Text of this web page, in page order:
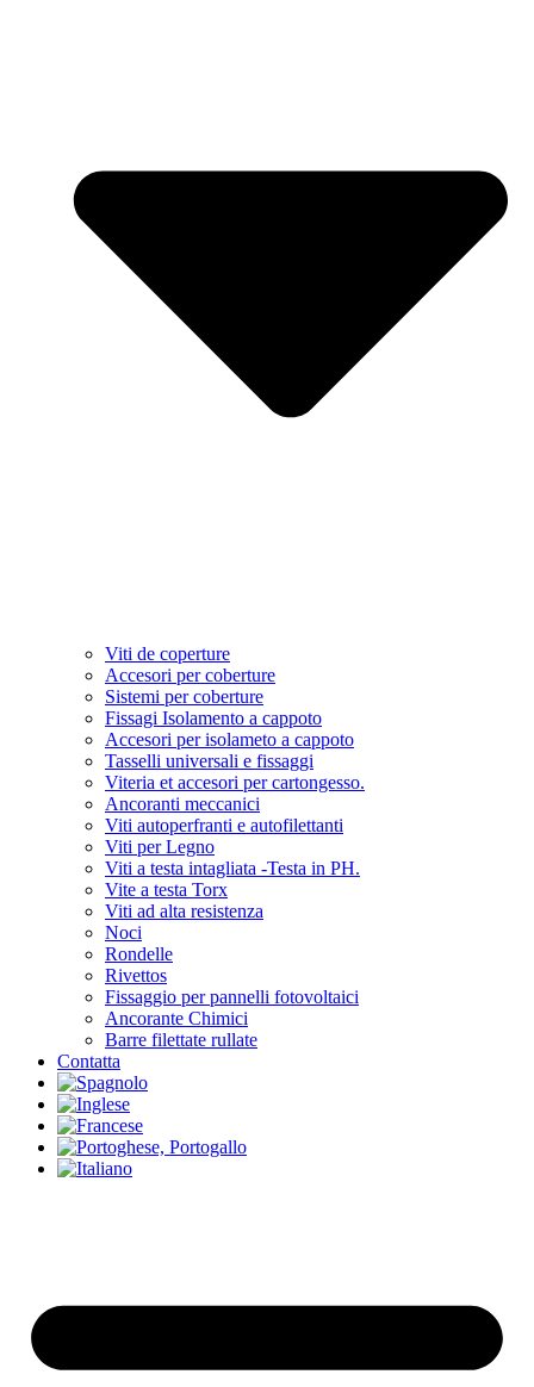
Viti de coperture
Accesori per coberture
Sistemi per coberture
Fissagi Isolamento a cappoto
Accesori per isolameto a cappoto
Tasselli universali e fissaggi
Viteria et accesori per cartongesso.
Ancoranti meccanici
Viti autoperfranti e autofilettanti
Viti per Legno
Viti a testa intagliata -Testa in PH.
Vite a testa Torx
Viti ad alta resistenza
Noci
Rondelle
Rivettos
Fissaggio per pannelli fotovoltaici
Ancorante Chimici
Barre filettate rullate
Contatta